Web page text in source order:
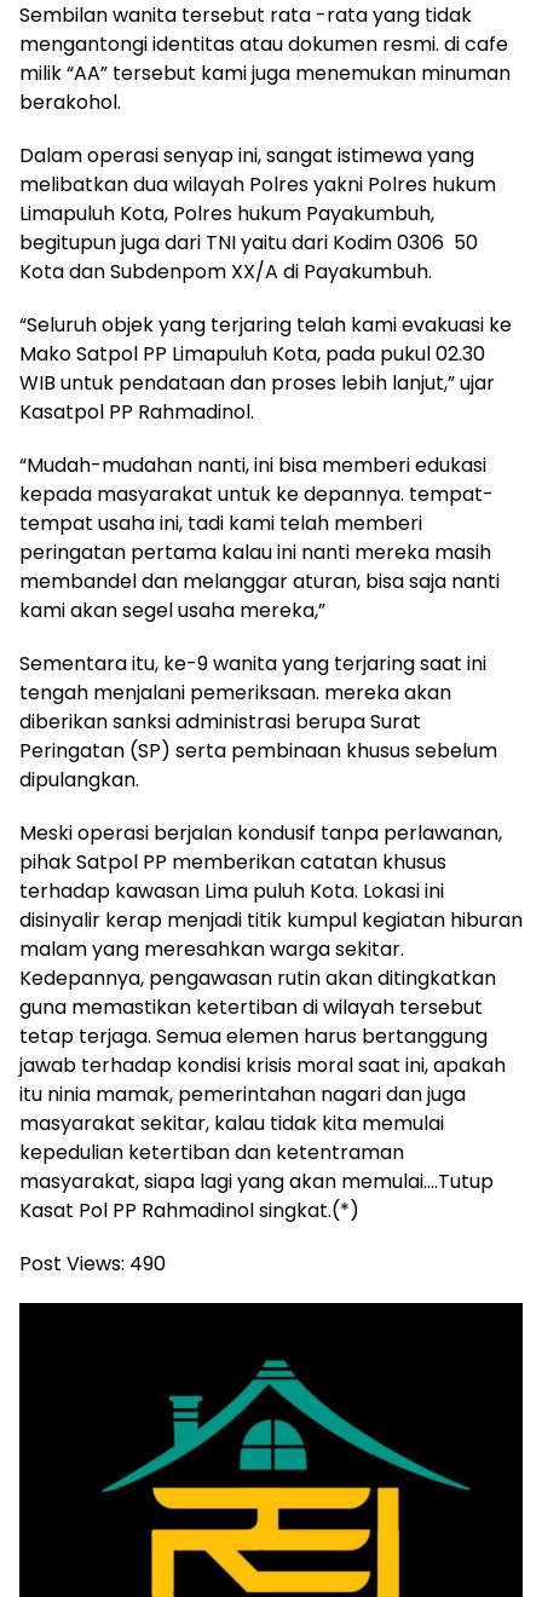
Sembilan wanita tersebut rata -rata yang tidak
mengantongi identitas atau dokumen resmi. di cafe
milik “AA” tersebut kami juga menemukan minuman
berakohol.
Dalam operasi senyap ini, sangat istimewa yang
melibatkan dua wilayah Polres yakni Polres hukum
Limapuluh Kota, Polres hukum Payakumbuh,
begitupun juga dari TNI yaitu dari Kodim 0306 50
Kota dan Subdenpom XX/A di Payakumbuh.
“Seluruh objek yang terjaring telah kami evakuasi ke
Mako Satpol PP Limapuluh Kota, pada pukul 02.30
WIB untuk pendataan dan proses lebih lanjut,” ujar
Kasatpol PP Rahmadinol.
“Mudah-mudahan nanti, ini bisa memberi edukasi
kepada masyarakat untuk ke depannya. tempat-
tempat usaha ini, tadi kami telah memberi
peringatan pertama kalau ini nanti mereka masih
membandel dan melanggar aturan, bisa saja nanti
kami akan segel usaha mereka,”
Sementara itu, ke-9 wanita yang terjaring saat ini
tengah menjalani pemeriksaan. mereka akan
diberikan sanksi administrasi berupa Surat
Peringatan (SP) serta pembinaan khusus sebelum
dipulangkan.
Meski operasi berjalan kondusif tanpa perlawanan,
pihak Satpol PP memberikan catatan khusus
terhadap kawasan Lima puluh Kota. Lokasi ini
disinyalir kerap menjadi titik kumpul kegiatan hiburan
malam yang meresahkan warga sekitar.
Kedepannya, pengawasan rutin akan ditingkatkan
guna memastikan ketertiban di wilayah tersebut
tetap terjaga. Semua elemen harus bertanggung
jawab terhadap kondisi krisis moral saat ini, apakah
itu ninia mamak, pemerintahan nagari dan juga
masyarakat sekitar, kalau tidak kita memulai
kepedulian ketertiban dan ketentraman
masyarakat, siapa lagi yang akan memulai….Tutup
Kasat Pol PP Rahmadinol singkat.(*)
Post Views: 490